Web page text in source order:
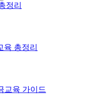
정리
육 총정리
교육 가이드